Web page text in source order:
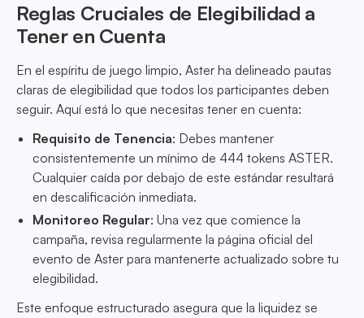
Reglas Cruciales de Elegibilidad a
Tener en Cuenta
En el espíritu de juego limpio, Aster ha delineado pautas
claras de elegibilidad que todos los participantes deben
seguir. Aquí está lo que necesitas tener en cuenta:
Requisito de Tenencia: Debes mantener
consistentemente un mínimo de 444 tokens ASTER.
Cualquier caída por debajo de este estándar resultará
en descalificación inmediata.
Monitoreo Regular: Una vez que comience la
campaña, revisa regularmente la página oficial del
evento de Aster para mantenerte actualizado sobre tu
elegibilidad.
Este enfoque estructurado asegura que la liquidez se